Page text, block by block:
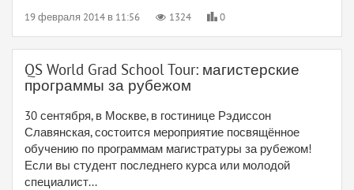
19 февраля 2014 в 11:56 1324 0
QS World Grad School Tour: магистерские
программы за рубежом
30 сентября, в Москве, в гостинице Рэдиссон
Славянская, состоится мероприятие посвящённое
обучению по программам магистратуры за рубежом!
Если вы студент последнего курса или молодой
специалист...